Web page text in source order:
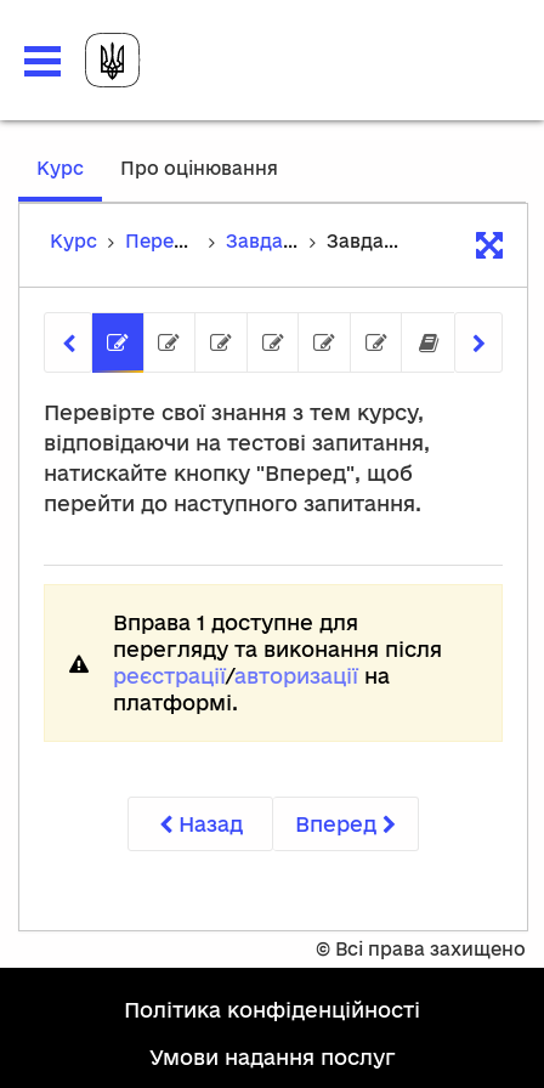
Курс,
Про оцінювання
Курс Перевірка знань Завдання для самоконтролю Завдання 1
Завдання 1
Завдання 2
Завдання 3
Завдання 4
Завдання 5
Завдання 6
Перевірте свої знання з тем курсу,
відповідаючи на тестові запитання,
натискайте кнопку "Вперед", щоб
перейти до наступного запитання.
Вправа 1 доступне для
перегляду та виконання після
реєстрації/авторизаціїна
платформі.
Назад Вперед
© Всі права захищено
політика конфіденційності
умови надання послуг